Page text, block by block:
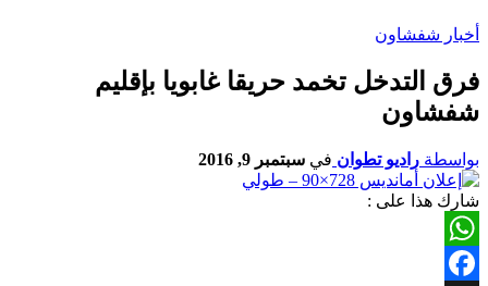
أخبار شفشاون
فرق التدخل تخمد حريقا غابويا بإقليم
شفشاون
بواسطة راديو تطوان في سبتمبر 9, 2016
شارك هذا على :
WhatsApp